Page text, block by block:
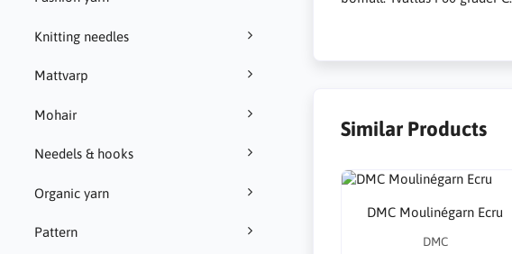
Knitting needles
Mattvarp
Mohair
Needels & hooks
Organic yarn
Pattern
Similar Products
DMC Moulinégarn Ecru
DMC